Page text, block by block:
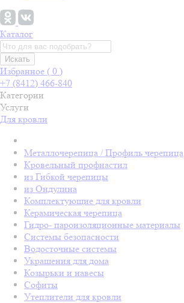
Каталог
Искать
Избранное ( 0 )
+7 (8412) 466-840
Категории
Услуги
Для кровли
Металлочерепица / Профиль черепица
Кровельный профнастил
из Гибкой черепицы
из Ондулина
Комплектующие для кровли
Керамическая черепица
Гидро- пароизоляционные материалы
Системы безопасности
Водосточные системы
Украшения для дома
Козырьки и навесы
Софиты
Утеплители для кровли